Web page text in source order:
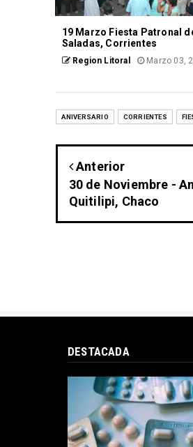
19 Marzo Fiesta Patronal
Saladas, Corrientes
Region Litoral Marzo 03,
ANIVERSARIO CORRIENTES
Anterior
30 de Noviembre -
Quitilipi, Chaco
DESTACADA